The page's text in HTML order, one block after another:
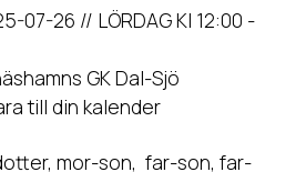
07-26 // LÖRDAG Kl 12:00 -
GK Dal-Sjö
till din kalender
mor-son, far-son, far-